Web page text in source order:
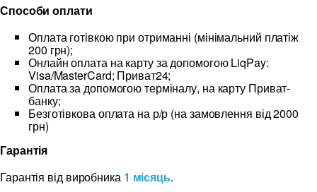
Способи оплати
Оплата готівкою при отриманні (мінімальний платіж
200 грн);
Онлайн оплата на карту за допомогою LiqPay:
Visa/MasterCard; Приват24;
Оплата за допомогою терміналу, на карту Приват-
банку;
Безготівкова оплата на р/р (на замовлення від 2000
грн)
Гарантія
Гарантія від виробника 1 місяць.